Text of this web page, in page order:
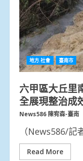
地方.社會 臺南市
六甲區大丘里
全展現整治成
News586 陳宥森-臺南
（News586/記
Read More